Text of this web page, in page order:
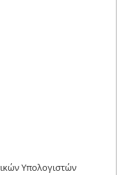
Υπολογιστών